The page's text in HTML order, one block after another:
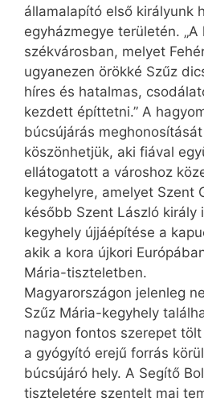
államalapító első királyunk
egyházmegye területén. „A
székvárosban, melyet
ugyanezen örökké Szűz
híres és hatalmas,
kezdett építtetni.” A
búcsújárás
köszönhetjük, aki fiával
ellátogatott a városhoz
kegyhelyre, amelyet Szent
később Szent László király
kegyhely újjáépítése a
akik a kora újkori
Mária-tiszteletben.
Magyarországon jelenleg
Szűz Mária-kegyhely
nagyon fontos szerepet
a gyógyító erejű forrás
búcsújáró hely. A Segítő
tiszteletére szentelt mai